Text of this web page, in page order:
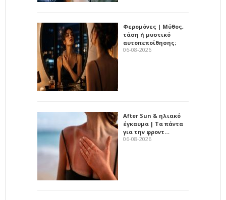
Φερομόνες | Μύθος,
τάση ή μυστικό
αυτοπεποίθησης;
06-08-2026
After Sun & ηλιακό
έγκαυμα | Τα πάντα
για την φροντ…
06-08-2026